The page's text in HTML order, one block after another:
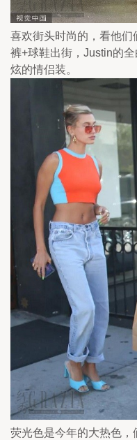
喜欢街头时尚的，看他
裤+球鞋出街，Justin的
炫的情侣装。
荧光色是今年的大热色，